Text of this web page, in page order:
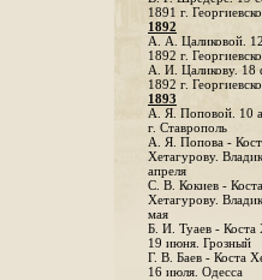
1891 г.
1892
А. А. Цаликовой.
1892 г.
А. И. Цаликову. 18
1892 г.
1893
А. Я. Поповой. 10
г. Ставрополь
A. Я. Попова -
Хетагурову.
апреля
С. В. Кокиев - Коста
Хетагурову.
мая
Б. И. Туаев - Коста
19 июня. Грозный
Г. В. Баев - Коста
16 июля. Одесса